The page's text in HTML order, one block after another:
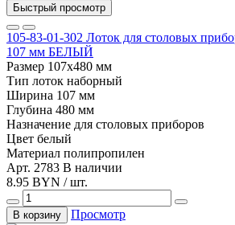
Быстрый просмотр
105-83-01-302 Лоток для столовых
107 мм БЕЛЫЙ
Размер 107х480 мм
Тип лоток наборный
Ширина 107 мм
Глубина 480 мм
Назначение для столовых приборов
Цвет белый
Материал полипропилен
Арт. 2783 В наличии
8.95 BYN / шт.
В корзину Просмотр